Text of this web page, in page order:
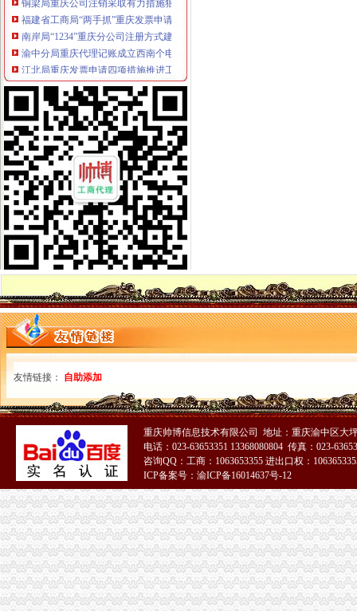
福建省工商局“两手抓”重庆发票申请对口支援巫溪局见实效
南岸局“1234”重庆分公司注册方式建立纪检督查制狠抓纠风工作效果好
渝中分局重庆代理记账成立西南个电子商务监管所
江北局重庆发票申请四项措施推进工商理论调研工作
市重庆代理报税工商局化信息化平台建设 提升服务发展功能
云局重庆进出口权小丫口工商所五措并举支持新农村建设
市重庆发票申请局信用处认真落实全市工商行政管理局长座谈会议精
渝中局朝天门工商所开展规范奥运商品的重庆发票申请整活动
渝东南片区文艺调演预赛取得圆满成功
市重庆代账公司局召开电子商务监管工作领导小组会议
市重庆代账公司局召开全市工商系统财务审计工作会议
巫溪局落实“五个机制”重庆财务公司 转变信访工作思路
南川局四项措施推动建立“大外宣”重庆代账公司工作格局
云局四严举措开展迎奥运食品市重庆代理报税场监管
永川局“五注重”重庆发票申请开展公共服务行业消费者满意度活动
市重庆分公司注册工商局迅速落实鸿举同志指示精加建设领域信用体系建设
南岸局举办听证会做好“三个结合”重庆发票申请促进工商转型
市重庆分公司注册局召开国有企业商标品牌建设座谈会
市重庆代理记账局召开民营企业商标品牌建设座谈会
经开区登记科被授予重庆市2007年度“青年文明号”重庆代账公司
市重庆发票申请局迅速落实鸿举市长关于建设领域腐倡廉工作电视电话会议讲
渝北局三条措施贯彻全市重庆发票申请工商局长会议精
黔江局三措施贯彻全市重庆财务公司工商局长座谈会精
荣昌局采取五项措施贯彻落实全市重庆代理记账工商局长座谈会精
潼南局三项措施贯彻落实全市重庆发票申请工商局长座谈会议精
石柱局三项举措贯彻落实全市重庆进出口权工商局长座谈会议精
巫溪局从六个方面迅速达全市重庆财务公司工商局长座谈会议精
云局突出“三好”重庆分公司注册及时贯彻全市工商行政管理局长座谈会精
铜梁局认真贯彻落实全市重庆进出口权工商行政管理局长座谈会议
南岸局“转变三大观念、实现三个推进”重庆分公司注册贯彻全市工商局长座谈会
丰都局四项举措贯彻落实全市重庆代理报税工商局长座谈会议精
长寿局四方面入手认真学习贯彻全市重庆公司注销工商局长座谈会精
巴南局重庆代理记账一品工商所四项措施大力培育发展农村经纪人积促进城乡
綦江局重庆代账公司充分运用监测手段力推进产品质量和食品安全
高新园局“四个到位”重庆代账公司确保食品安全
渝中局重庆进出口权加部门横向交流 促进法制工作建设
友情链接： 自助添加
重庆帅博信息技术有限公司 地址：重庆渝中区大
电话：023-63653351 13368080804 传真：023-
咨询QQ：工商：1063653355 进出口权：
ICP备案号：渝ICP备16014637号-12